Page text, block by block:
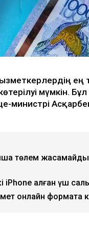
мүмкін.
министрі
төлем жасамайды
алған үш
онлайн форматқа